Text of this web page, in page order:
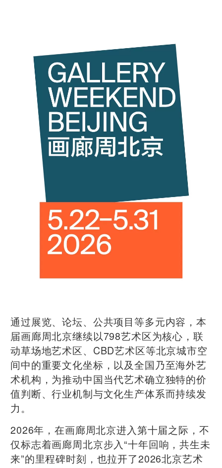
通过展览、论坛、公共项目等多元内容，本
届画廊周北京继续以798艺术区为核心，联
动草场地艺术区、CBD艺术区等北京城市空
间中的重要文化坐标，以及全国乃至海外艺
术机构，为推动中国当代艺术确立独特的价
值判断、行业机制与文化生产体系而持续发
力。
2026年，在画廊周北京进入第十届之际，不
仅标志着画廊周北京步入“十年回响，共生未
来”的里程碑时刻，也拉开了2026北京艺术